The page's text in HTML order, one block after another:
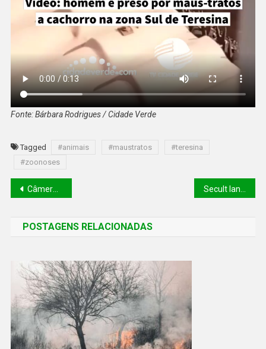
Fonte: Bárbara Rodrigues / Cidade Verde
Tagged #animais #maustratos
#teresina
#zoonoses
Câmera flagra acidente que matou vereador Ramon Neto em Bom Jesus
POSTAGENS RELACIONADAS